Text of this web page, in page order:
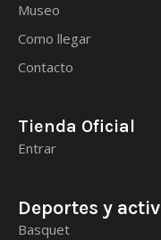
Museo
Como llegar
Contacto
Tienda Oficial
Entrar
Deportes y
Basquet